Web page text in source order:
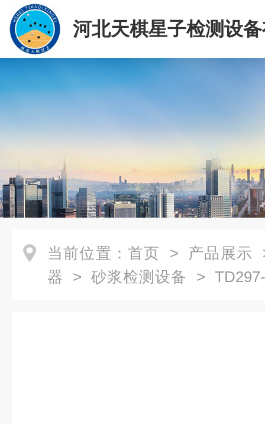
河北天棋星子检测设
司
当前位置： 首页 > 产品展示
器 > 砂浆检测设备 >